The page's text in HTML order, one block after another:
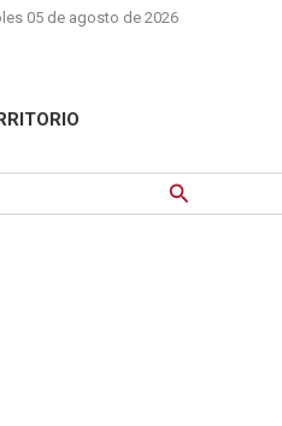
05 de agosto de 2026
Buscar